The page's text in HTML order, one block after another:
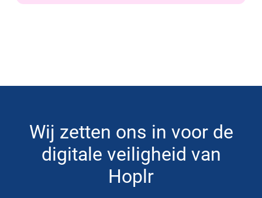
Wij zetten ons in voor de
digitale veiligheid van
Hoplr